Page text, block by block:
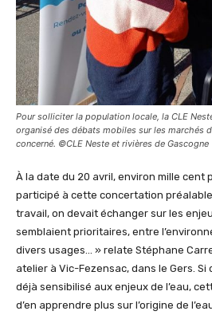
Pour solliciter la population locale, la CLE
organisé des débats mobiles sur les marchés
concerné. ©CLE Neste et rivières de Gascogne
À la date du 20 avril, environ mille cent
participé à cette concertation
travail, on devait échanger sur les
semblaient prioritaires, entre
divers usages… » relate Stéphane
atelier à Vic-Fezensac, dans le Gers.
déjà sensibilisé aux enjeux de l’eau,
d’en apprendre plus sur l’origine de